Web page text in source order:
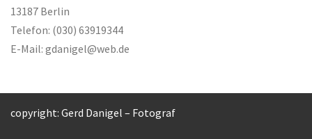
13187 Berlin
Telefon: (030) 63919344
E-Mail: gdanigel@web.de
copyright: Gerd Danigel – Fotograf